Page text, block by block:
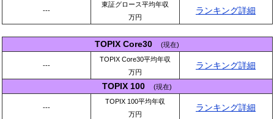
---
東証グロース平均年収
万円
ランキング詳細
TOPIX Core30 (現在)
---
TOPIX Core30平均年収
万円
ランキング詳細
TOPIX 100 (現在)
---
TOPIX 100平均年収
万円
ランキング詳細